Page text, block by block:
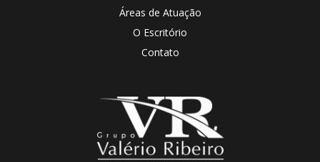
Áreas de Atuação
O Escritório
Contato